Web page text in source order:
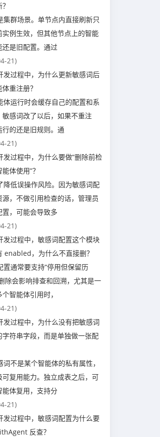
集群场景。单节点内直接刷新只
实例生效，但其他节点上的智能
还是旧配置。通过
21)
发过程中，为什么更新敏感词后
重注册？
体运行时会缓存自己的配置和系
敏感词改了以后，如果不重注
行的还是旧规则。通
21)
发过程中，为什么要做“删除前检
体使用”？
降低误操作风险。因为敏感词配
源，不做引用检查的话，管理员
置，可能会导致多
21)
发过程中，敏感词配置这个模块
enabled，为什么不直接删？
置通常要支持“停用但保留历
除会影响排查和回溯，尤其是一
智能体引用时，
21)
发过程中，为什么没有把敏感词
字符串字段，而是单独做一张配
词不是某个智能体的私有属性，
可复用能力。独立成表之后，可
能体复用，支持分
21)
发过程中，敏感词配置为什么要
反查？